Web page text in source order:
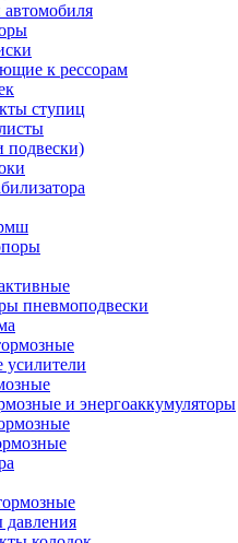
автомобиля
к рессорам
ступиц
подвески)
пневмоподвески
и энергоаккумуляторы
давления